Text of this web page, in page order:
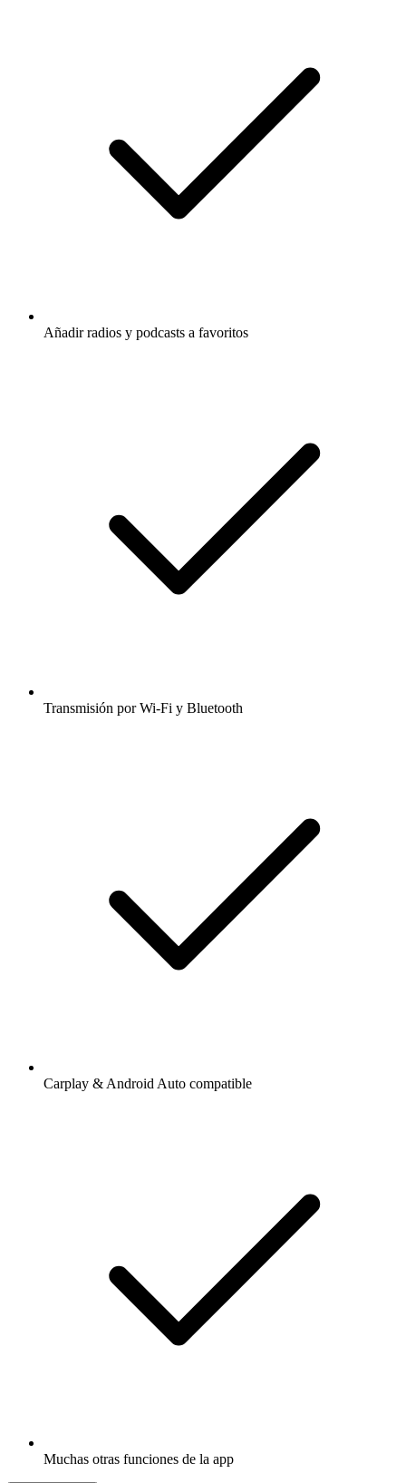
Añadir radios y podcasts a favoritos
Transmisión por Wi-Fi y Bluetooth
Carplay & Android Auto compatible
Muchas otras funciones de la app